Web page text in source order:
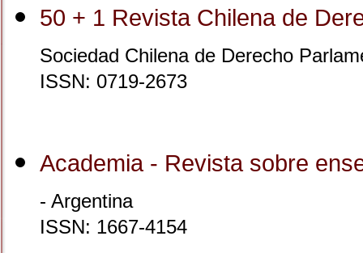
50 + 1 Revista Chilena de
Sociedad Chilena de Derecho
ISSN: 0719-2673
Academia - Revista sobre
- Argentina
ISSN: 1667-4154